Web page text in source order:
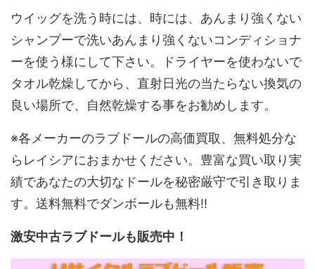
ウイッグを洗う時には、時には、あんまり強くない
シャンプーで洗いあんまり強くないコンディショナ
ーを使う様にして下さい。ドライヤーを使わないで
タオル乾燥してから、直射日光の当たらない換気の
良い場所で、自然乾燥する事をお勧めします。
※各メーカーのラブドールの高価買取、無料処分な
らレイシアにおまかせください。豊富な買い取り実
績であなたの大切なドールを秘密厳守で引き取りま
す。送料無料でダンボールも無料!!
激安中古ラブドールも販売中！